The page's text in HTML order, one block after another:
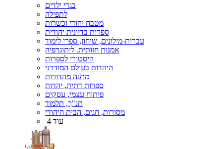
בגדי ילדים
לתפילה
מטבח יהודי וכשרות
ספרות בדיונית יהודית
עברית-מילונים, שיחון, ספרי לימוד
אמנות חזותית. ליתוגרפיה
היסטורי לספרות
היהדות בעולם המודרני
מתנה מהדורות
ספרות דתית, יהדות
פיתוח עצמי, עסקים
תנ"ך, תלמוד
מסורות, חגים, הבית היהודי
עוד 4